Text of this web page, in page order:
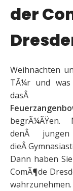
der
Weihnachten
TÃ¼r und
dasÂ
denÂ
dieÂ
Dann haben
ComÃ¶de
wahrzunehmen.